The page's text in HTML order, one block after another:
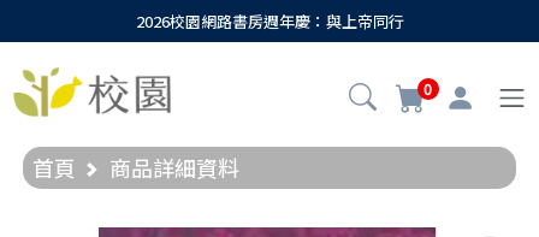
2026校園網路書房週年慶：與上帝同行
0
首頁 商品詳細資料